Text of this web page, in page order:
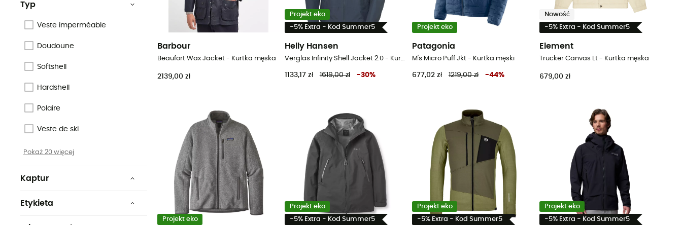
Typ
Veste imperméable
Doudoune
Softshell
Hardshell
Polaire
Veste de ski
Pokaż 20 więcej
Kaptur
Etykieta
Barbour
Beaufort Wax Jacket - Kurtka męska
2139,00 zł
Projekt eko
-5% Extra - Kod Summer5
Helly Hansen
Verglas Infinity Shell Jacket 2.0 - Kurtka przeciwdeszczowa meska
1133,17 zł 1619,00 zł -30%
Projekt eko
Patagonia
M's Micro Puff Jkt - Kurtka męski
677,02 zł 1219,00 zł -44%
Nowość
-5% Extra - Kod Summer5
Element
Trucker Canvas Lt - Kurtka męska
679,00 zł
Projekt eko
Projekt eko
-5% Extra - Kod Summer5
Projekt eko
-5% Extra - Kod Summer5
Projekt eko
-5% Extra - Kod Summer5